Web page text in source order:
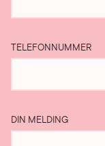
TELEFONNUMMER
DIN MELDING